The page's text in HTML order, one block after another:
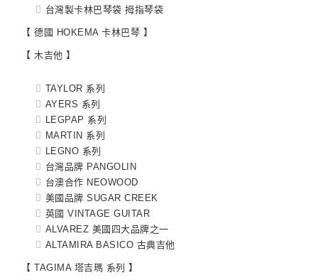
台灣製卡林巴琴袋 拇指琴袋
【 德國 HOKEMA 卡林巴琴 】
【 木吉他 】
TAYLOR 系列
AYERS 系列
LEGPAP 系列
MARTIN 系列
LEGNO 系列
台灣品牌 PANGOLIN
台澳合作 NEOWOOD
美國品牌 SUGAR CREEK
英國 VINTAGE GUITAR
ALVAREZ 美國四大品牌之一
ALTAMIRA BASICO 古典吉他
【 TAGIMA 塔吉瑪 系列 】